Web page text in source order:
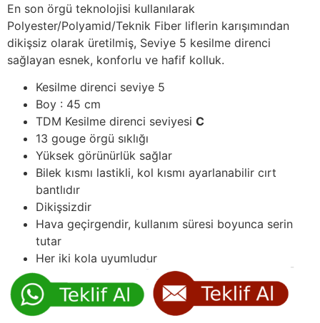
En son örgü teknolojisi kullanılarak
Polyester/Polyamid/Teknik Fiber liflerin karışımından
dikişsiz olarak üretilmiş, Seviye 5 kesilme direnci
sağlayan esnek, konforlu ve hafif kolluk.
Kesilme direnci seviye 5
Boy : 45 cm
TDM Kesilme direnci seviyesi C
13 gouge örgü sıklığı
Yüksek görünürlük sağlar
Bilek kısmı lastikli, kol kısmı ayarlanabilir cırt
bantlıdır
Dikişsizdir
Hava geçirgendir, kullanım süresi boyunca serin
tutar
Her iki kola uyumludur